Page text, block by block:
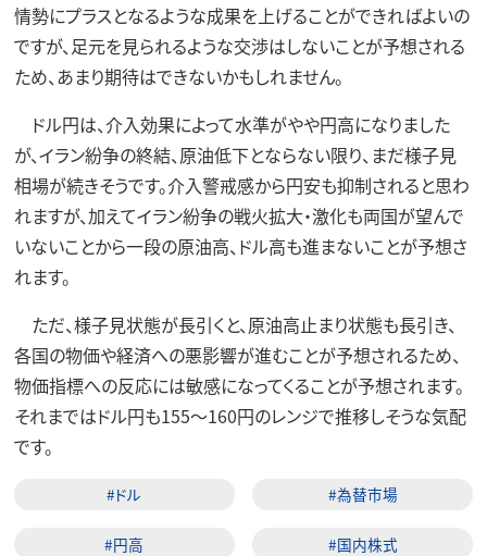
情勢にプラスとなるような成果を上げることができればよいの
ですが、足元を見られるような交渉はしないことが予想される
ため、あまり期待はできないかもしれません。
ドル円は、介入効果によって水準がやや円高になりました
が、イラン紛争の終結、原油低下とならない限り、まだ様子見
相場が続きそうです。介入警戒感から円安も抑制されると思わ
れますが、加えてイラン紛争の戦火拡大・激化も両国が望んで
いないことから一段の原油高、ドル高も進まないことが予想さ
れます。
ただ、様子見状態が長引くと、原油高止まり状態も長引き、
各国の物価や経済への悪影響が進むことが予想されるため、
物価指標への反応には敏感になってくることが予想されます。
それまではドル円も155～160円のレンジで推移しそうな気配
です。
#ドル #為替市場
#円高 #国内株式